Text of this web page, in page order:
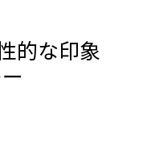
的な印象